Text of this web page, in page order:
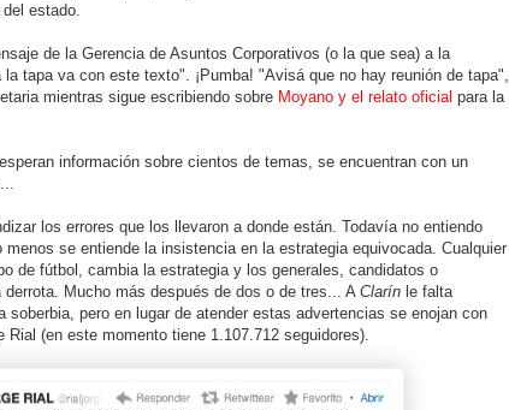
estado.
de la Gerencia de Asuntos Corporativos (o la que sea) a la
la tapa va con este texto". ¡Pumba! "Avisá que no hay reunión de tapa",
mientras sigue escribiendo sobre Moyano y el relato oficial para la
información sobre cientos de temas, se encuentran con un
los errores que los llevaron a donde están. Todavía no entiendo
se entiende la insistencia en la estrategia equivocada. Cualquier
de fútbol, cambia la estrategia y los generales, candidatos o
derrota. Mucho más después de dos o de tres... A Clarín le falta
soberbia, pero en lugar de atender estas advertencias se enojan con
(en este momento tiene 1.107.712 seguidores).